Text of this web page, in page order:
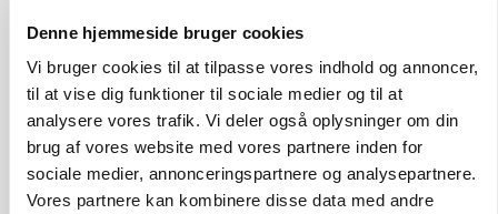
Denne hjemmeside bruger cookies
Vi bruger cookies til at tilpasse vores indhold og annoncer,
til at vise dig funktioner til sociale medier og til at
analysere vores trafik. Vi deler også oplysninger om din
brug af vores website med vores partnere inden for
sociale medier, annonceringspartnere og analysepartnere.
Vores partnere kan kombinere disse data med andre
POLITIK
»Nu stopper I«: Landbrugsdebattør og
protestgruppe vil demonstrere mod ny
gødskningslov